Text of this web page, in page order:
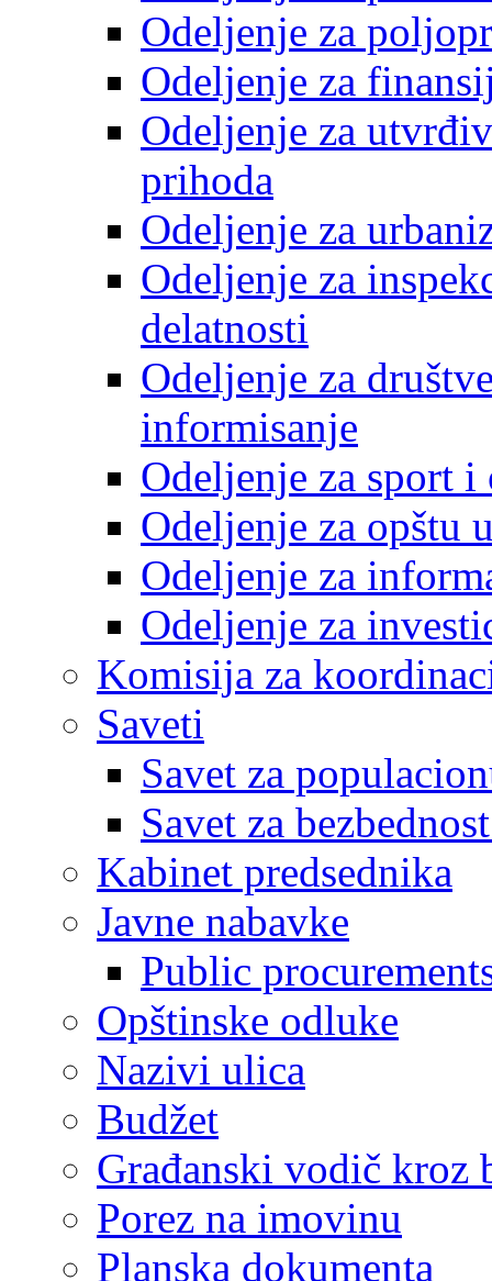
Odeljenje za
Odeljenje za
Odeljenje za
prihoda
Odeljenje za
Odeljenje za
delatnosti
Odeljenje za
informisanje
Odeljenje za sport
Odeljenje za opštu
Odeljenje za
Odeljenje za
Komisija za
Saveti
Savet za
Savet za
Kabinet predsednika
Javne nabavke
Public
Opštinske odluke
Nazivi ulica
Budžet
Građanski vodič kroz
Porez na imovinu
Planska dokumenta